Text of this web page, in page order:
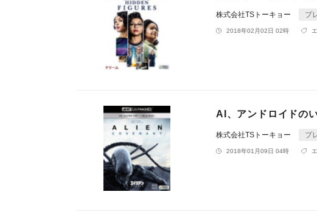
株式会社TSトーキョー プ
2018年02月02日 02時
AI、アンドロイドの
株式会社TSトーキョー プ
2018年01月09日 04時